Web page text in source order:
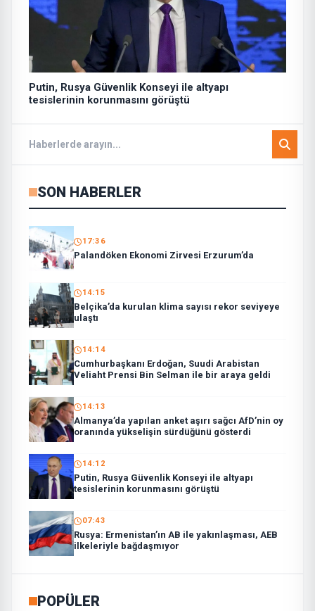
Putin, Rusya Güvenlik Konseyi ile altyapı
tesislerinin korunmasını görüştü
SON HABERLER
17:36
Palandöken Ekonomi Zirvesi Erzurum’da
14:15
Belçika’da kurulan klima sayısı rekor seviyeye
ulaştı
14:14
Cumhurbaşkanı Erdoğan, Suudi Arabistan
Veliaht Prensi Bin Selman ile bir araya geldi
14:13
Almanya’da yapılan anket aşırı sağcı AfD’nin oy
oranında yükselişin sürdüğünü gösterdi
14:12
Putin, Rusya Güvenlik Konseyi ile altyapı
tesislerinin korunmasını görüştü
07:43
Rusya: Ermenistan’ın AB ile yakınlaşması, AEB
ilkeleriyle bağdaşmıyor
POPÜLER